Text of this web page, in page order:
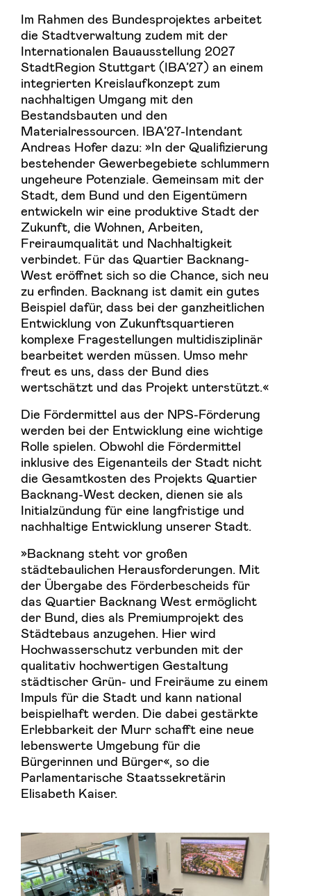
Im Rahmen des Bundesprojektes arbeitet
die Stadtverwaltung zudem mit der
Internationalen Bauausstellung 2027
StadtRegion Stuttgart (IBA’27) an einem
integrierten Kreislaufkonzept zum
nachhaltigen Umgang mit den
Bestandsbauten und den
Materialressourcen. IBA’27-Intendant
Andreas Hofer dazu: »In der Qualifizierung
bestehender Gewerbegebiete schlummern
ungeheure Potenziale. Gemeinsam mit der
Stadt, dem Bund und den Eigentümern
entwickeln wir eine produktive Stadt der
Zukunft, die Wohnen, Arbeiten,
Freiraumqualität und Nachhaltigkeit
verbindet. Für das Quartier Backnang-
West eröffnet sich so die Chance, sich neu
zu erfinden. Backnang ist damit ein gutes
Beispiel dafür, dass bei der ganzheitlichen
Entwicklung von Zukunftsquartieren
komplexe Fragestellungen multidisziplinär
bearbeitet werden müssen. Umso mehr
freut es uns, dass der Bund dies
wertschätzt und das Projekt unterstützt.«
Die Fördermittel aus der NPS-Förderung
werden bei der Entwicklung eine wichtige
Rolle spielen. Obwohl die Fördermittel
inklusive des Eigenanteils der Stadt nicht
die Gesamtkosten des Projekts Quartier
Backnang-West decken, dienen sie als
Initialzündung für eine langfristige und
nachhaltige Entwicklung unserer Stadt.
»Backnang steht vor großen
städtebaulichen Herausforderungen. Mit
der Übergabe des Förderbescheids für
das Quartier Backnang West ermöglicht
der Bund, dies als Premiumprojekt des
Städtebaus anzugehen. Hier wird
Hochwasserschutz verbunden mit der
qualitativ hochwertigen Gestaltung
städtischer Grün- und Freiräume zu einem
Impuls für die Stadt und kann national
beispielhaft werden. Die dabei gestärkte
Erlebbarkeit der Murr schafft eine neue
lebenswerte Umgebung für die
Bürgerinnen und Bürger«, so die
Parlamentarische Staatssekretärin
Elisabeth Kaiser.